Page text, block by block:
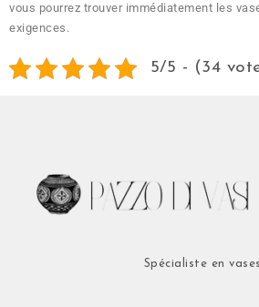
vous pourrez trouver immédiatement les
exigences.
5/5 - (34
Spécialiste en